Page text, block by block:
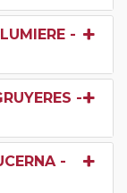
-
-
-